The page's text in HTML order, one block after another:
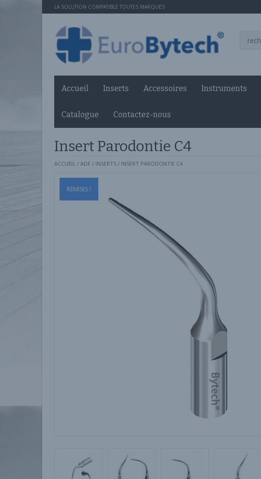
LA SOLUTION COMPATIBLE TOUTES MARQUES
Accueil Inserts Accessoires Instruments
Catalogue Contactez-nous
Insert Parodontie C4
ACCUEIL / ADF / INSERTS / INSERT PARODONTIE C4
REMISES !